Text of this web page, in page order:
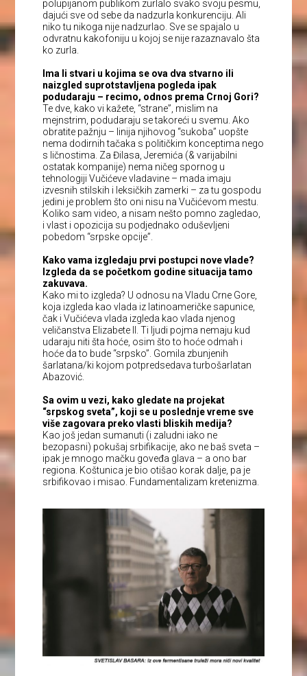
polupijanom publikom zurlalo svako svoju pesmu,
dajući sve od sebe da nadzurla konkurenciju. Ali
niko tu nikoga nije nadzurlao. Sve se spajalo u
odvratnu kakofoniju u kojoj se nije razaznavalo šta
ko zurla.
Ima li stvari u kojima se ova dva stvarno ili
naizgled suprotstavljena pogleda ipak
podudaraju – recimo, odnos prema Crnoj Gori?
Te dve, kako vi kažete, “strane”, mislim na
mejnstrim, podudaraju se takoreći u svemu. Ako
obratite pažnju – linija njihovog “sukoba” uopšte
nema dodirnih tačaka s političkim konceptima nego
s ličnostima. Za Đilasa, Jeremića (& varijabilni
ostatak kompanije) nema ničeg spornog u
tehnologiji Vučićeve vladavine – mada imaju
izvesnih stilskih i leksičkih zamerki – za tu gospodu
jedini je problem što oni nisu na Vučićevom mestu.
Koliko sam video, a nisam nešto pomno zagledao,
i vlast i opozicija su podjednako oduševljeni
pobedom “srpske opcije”.
Kako vama izgledaju prvi postupci nove vlade?
Izgleda da se početkom godine situacija tamo
zakuvava.
Kako mi to izgleda? U odnosu na Vladu Crne Gore,
koja izgleda kao vlada iz latinoameričke sapunice,
čak i Vučićeva vlada izgleda kao vlada njenog
veličanstva Elizabete II. Ti ljudi pojma nemaju kud
udaraju niti šta hoće, osim što to hoće odmah i
hoće da to bude “srpsko”. Gomila zbunjenih
šarlatana/ki kojom potpredsedava turbošarlatan
Abazović.
Sa ovim u vezi, kako gledate na projekat
“srpskog sveta”, koji se u poslednje vreme sve
više zagovara preko vlasti bliskih medija?
Kao još jedan sumanuti (i zaludni iako ne
bezopasni) pokušaj srbifikacije, ako ne baš sveta –
ipak je mnogo mačku goveđa glava – a ono bar
regiona. Koštunica je bio otišao korak dalje, pa je
srbifikovao i misao. Fundamentalizam kretenizma.